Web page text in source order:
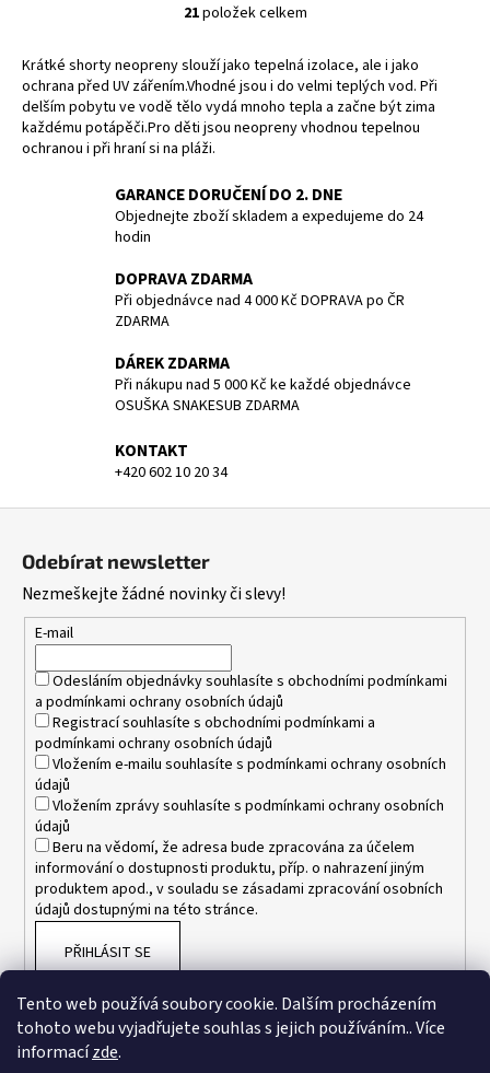
Tento web používá soubory cookie. Dalším procházením
tohoto webu vyjadřujete souhlas s jejich používáním.. Více
informacízde.
O
l
á
d
í
p
k
y
p
i
21položek celkem
Krátké shorty neopreny slouží jako tepelná izolace, ale i jako
ochrana před UV zářením.Vhodné jsou i do velmi teplých vod. Při
delším pobytu ve vodě tělo vydá mnoho tepla a začne být zima
každému potápěči.Pro děti jsou neopreny vhodnou tepelnou
ochranou i při hraní si na pláži.
GARANCE DORUČENÍ DO 2. DNE
Objednejte zboží skladem a expedujeme do 24
hodin
DOPRAVA ZDARMA
Při objednávce nad 4 000 Kč DOPRAVA po ČR
ZDARMA
DÁREK ZDARMA
Při nákupu nad 5 000 Kč ke každé objednávce
OSUŠKA SNAKESUB ZDARMA
KONTAKT
+420 602 10 20 34
Odebírat newsletter
Nezmeškejte žádné novinky či slevy!
E-mail
Odesláním objednávky souhlasíte s obchodními podmínkami
a podmínkami ochrany osobních údajů
Registrací souhlasíte s obchodními podmínkami a
podmínkami ochrany osobních údajů
Vložením e-mailu souhlasíte s podmínkami ochrany osobních
údajů
Vložením zprávy souhlasíte s podmínkami ochrany osobních
údajů
Beru na vědomí, že adresa bude zpracována za účelem
informování o dostupnosti produktu, příp. o nahrazení jiným
produktem apod., v souladu se zásadami zpracování osobních
údajů dostupnými na této stránce.
PŘIHLÁSIT SE